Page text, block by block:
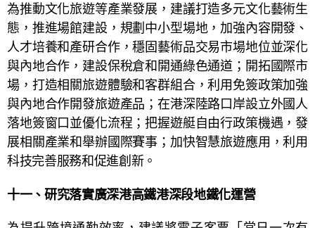
為推動文化旅遊等產業發展，建議打造多元文化藝術生
態，推進場館建設，規劃中小型場地，加強內容開發、
人才培養和產研合作，穩固藝術品交易市場地位並深化
與內地合作，建設保稅倉和開通綠色通道；開拓國際市
場，打造相關旅遊體驗和客群組合，利用免簽政策加強
與內地合作開發旅遊產品；在港深陸路口岸設立外國人
落地簽窗口並優化流程；把握遊艇自由行政策機遇，發
展相關產業和舉辦國際賽事；加快智慧旅遊應用，利用
科技完善服務和促進創新。
十一、研究落實廣深港高鐵港深段地鐵化運營